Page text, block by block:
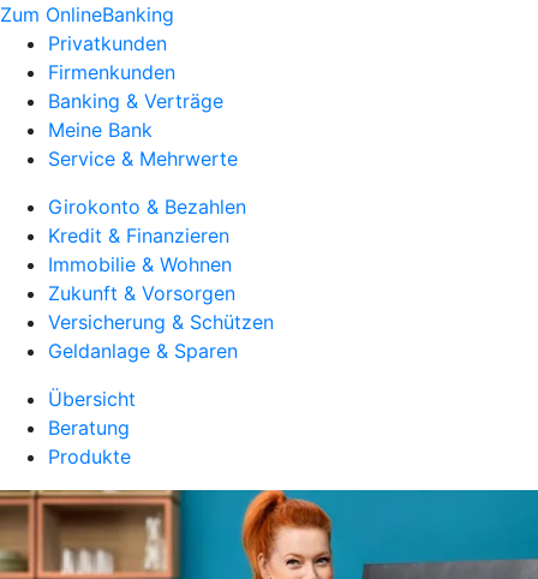
Zum OnlineBanking
Privatkunden
Firmenkunden
Banking & Verträge
Meine Bank
Service & Mehrwerte
Girokonto & Bezahlen
Kredit & Finanzieren
Immobilie & Wohnen
Zukunft & Vorsorgen
Versicherung & Schützen
Geldanlage & Sparen
Übersicht
Beratung
Produkte